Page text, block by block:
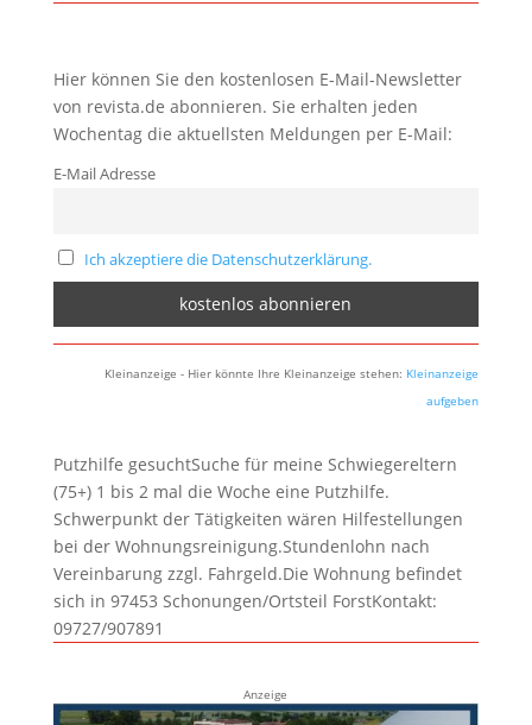
Hier können Sie den kostenlosen E-Mail-Newsletter
von revista.de abonnieren. Sie erhalten jeden
Wochentag die aktuellsten Meldungen per E-Mail:
E-Mail Adresse
Ich akzeptiere die Datenschutzerklärung.
Kleinanzeige - Hier könnte Ihre Kleinanzeige stehen: Kleinanzeige
aufgeben
Putzhilfe gesuchtSuche für meine Schwiegereltern
(75+) 1 bis 2 mal die Woche eine Putzhilfe.
Schwerpunkt der Tätigkeiten wären Hilfestellungen
bei der Wohnungsreinigung.Stundenlohn nach
Vereinbarung zzgl. Fahrgeld.Die Wohnung befindet
sich in 97453 Schonungen/Ortsteil ForstKontakt:
09727/907891
Anzeige